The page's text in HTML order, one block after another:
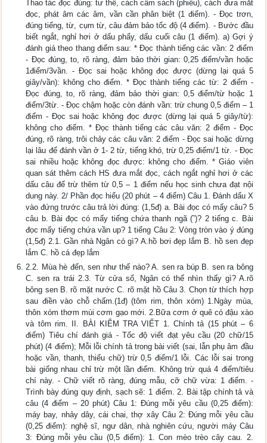
Thao tác đọc đúng: tư thế, cách cầm sách (phiếu), cách đưa mắt
đọc, phát âm các âm, vần cần phân biệt (1 điểm). - Đọc trơn,
đúng tiếng, từ, cụm từ, câu đảm bảo tốc độ (4 điểm). - Bước đầu
biết ngắt, nghỉ hơi ở dấu phẩy, dấu cuối câu (1 điểm). a) Gợi ý
đánh giá theo thang điểm sau: * Đọc thành tiếng các vần: 2 điểm
- Đọc đúng, to, rõ ràng, đảm bảo thời gian: 0,25 điểm/vần hoặc
1điểm/3vần. - Đọc sai hoặc không đọc được (dừng lại quá 5
giây/vần): không cho điểm. * Đọc thành tiếng các từ: 2 điểm -
Đọc đúng, to, rõ ràng, đảm bảo thời gian: 0,5 điểm/từ hoặc 1
điểm/3từ. - Đọc chậm hoặc còn đánh vần: trừ chung 0,5 điểm – 1
điểm - Đọc sai hoặc không đọc được (dừng lại quá 5 giây/từ):
không cho điểm. * Đọc thành tiếng các câu văn: 2 điểm - Đọc
đúng, rõ ràng, trôi chảy các câu văn: 2 điểm - Đọc sai hoặc dừng
lại lâu để đánh vần ở 1- 2 từ, tiếng khó, trừ 0,25 điểm/1 từ. - Đọc
sai nhiều hoặc không đọc được: không cho điểm. * Giáo viên
quan sát thêm cách HS đưa mắt đọc, cách ngắt nghỉ hơi ở các
dấu câu để trừ thêm từ 0,5 – 1 điểm nếu học sinh chưa đạt nội
dung này. 2/ Phần đọc hiểu (20 phút – 4 điểm) Câu 1. Đánh dấu X
vào đứng trước câu trả lời đúng: (1,5đ) a. Bài đọc có mấy câu? 5
câu b. Bài đọc có mấy tiếng chứa thanh ngã (˜)? 2 tiếng c. Bài
đọc mấy tiếng chứa vần up? 1 tiếng Câu 2: Vòng tròn vào ý đúng
(1,5đ) 2.1. Gần nhà Ngân có gì? A.hồ bơi đẹp lắm B. hồ sen đẹp
lắm C. hồ cá đẹp lắm
2.2. Mùa hè đến, sen như thế nào? A. sen ra búp B. sen ra bông
C. sen ra trái 2.3. Từ cửa sổ, Ngân có thể nhìn thấy gì? A.rõ
bông sen B. rõ mặt nước C. rõ mặt hồ Câu 3. Chọn từ thích hợp
sau điền vào chỗ chấm.(1đ) (tôm rim, thôn xóm) 1.Ngày mùa,
thôn xóm thơm mùi cơm gạo mới. 2.Bữa cơm ở quê có đậu xào
và tôm rim. II. BÀI KIỂM TRA VIẾT 1. Chính tả (15 phút – 6
điểm) Tiêu chí đánh giá - Tốc độ viết đạt yêu cầu (20 chữ/15
phút) (4 điểm); Mỗi lỗi chính tả trong bài viết (sai, lẫn phụ âm đầu
hoặc vần, thanh, thiếu chữ) trừ 0,5 điểm/1 lỗi. Các lỗi sai trong
bài giống nhau chỉ trừ một lần điểm. Không trừ quá 4 điểm/tiêu
chí này. - Chữ viết rõ ràng, đúng mẫu, cỡ chữ vừa: 1 điểm. -
Trình bày đúng quy định, sạch sẽ: 1 điểm. 2. Bài tập chính tả và
câu (4 điểm – 20 phút) Câu 1: Đúng mỗi yêu cầu (0,25 điểm):
máy bay, nhảy dây, cái chai, thợ xây Câu 2: Đúng mỗi yêu cầu
(0,25 điểm): nghệ sĩ, ngư dân, nhà nghiên cứu, người máy Câu
3: Đúng mỗi yêu cầu (0,5 điểm): 1. Con mèo trèo cây cau. 2.